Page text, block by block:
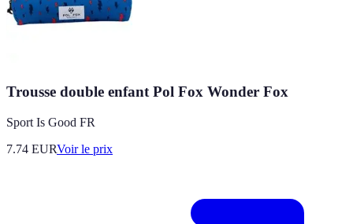
Trousse double enfant Pol Fox Wonder Fox
Sport Is Good FR
7.74 EURVoir le prix